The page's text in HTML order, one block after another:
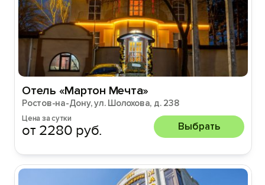
Отель «Мартон Мечта»
Ростов-на-Дону, ул. Шолохова, д. 238
Цена за сутки
от 2280 руб. Выбрать